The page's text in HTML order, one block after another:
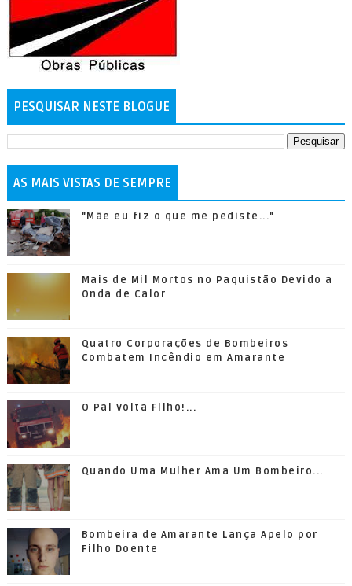
PESQUISAR NESTE BLOGUE
AS MAIS VISTAS DE SEMPRE
"Mãe eu fiz o que me pediste..."
Mais de Mil Mortos no Paquistão Devido a
Onda de Calor
Quatro Corporações de Bombeiros
Combatem Incêndio em Amarante
O Pai Volta Filho!...
Quando Uma Mulher Ama Um Bombeiro...
Bombeira de Amarante Lança Apelo por
Filho Doente